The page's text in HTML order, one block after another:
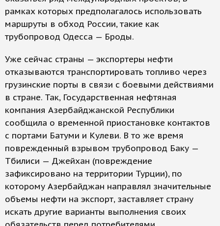
рамках которых предполагалось использовать
маршруты в обход России, такие как
трубопровод Одесса — Броды.
Уже сейчас страны — экспортеры нефти
отказываются транспортировать топливо через
грузинские порты в связи с боевыми действиями
в стране. Так, Государственная нефтяная
компания Азербайджанской Республики
сообщила о временной приостановке контактов
с портами Батуми и Кулеви. В то же время
поврежденный взрывом трубопровод Баку —
Тбилиси — Джейхан (повреждение
зафиксировано на территории Турции), по
которому Азербайджан направлял значительные
объемы нефти на экспорт, заставляет страну
искать другие варианты выполнения своих